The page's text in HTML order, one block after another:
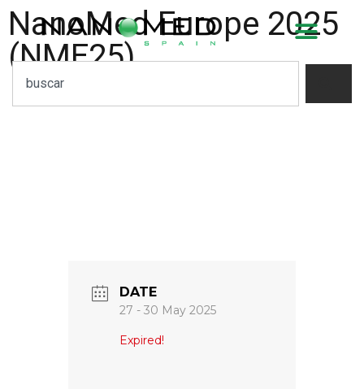
NanoMed Europe 2025
(NME25)
DATE
27 - 30 May 2025
Expired!